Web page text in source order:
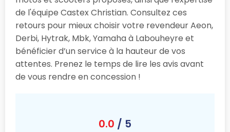
de l'équipe Castex Christian. Consultez ces
retours pour mieux choisir votre revendeur Aeon,
Derbi, Hytrak, Mbk, Yamaha à Labouheyre et
bénéficier d’un service à la hauteur de vos
attentes. Prenez le temps de lire les avis avant
de vous rendre en concession !
0.0 / 5